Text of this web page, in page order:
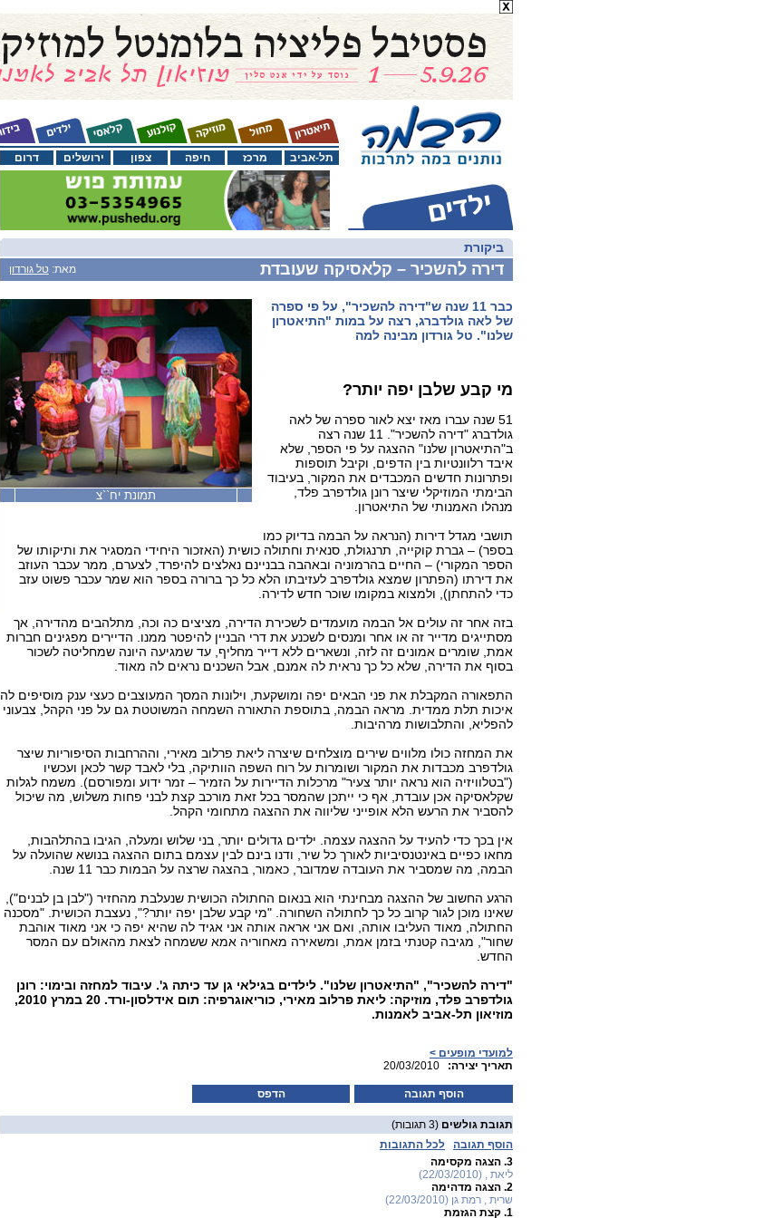
דרום ירושלים צפון חיפה מרכז תל-אביב
ביקורת
מאת: טל גורדון דירה להשכיר – קלאסיקה שעובדת
תמונת יח``צ
כבר 11 שנה ש"דירה להשכיר", על פי ספרה
של לאה גולדברג, רצה על במות "התיאטרון
שלנו". טל גורדון מבינה למה
מי קבע שלבן יפה יותר?
51 שנה עברו מאז יצא לאור ספרה של לאה
גולדברג "דירה להשכיר". 11 שנה רצה
ב"התיאטרון שלנו" ההצגה על פי הספר, שלא
איבד רלוונטיות בין הדפים, וקיבל תוספות
ופתרונות חדשים המכבדים את המקור, בעיבוד
הבימתי המוזיקלי שיצר רונן גולדפרב פלד,
מנהלו האמנותי של התיאטרון.
תושבי מגדל דירות (הנראה על הבמה בדיוק כמו
בספר) – גברת קוקייה, תרנגולת, סנאית וחתולה כושית (האזכור היחידי המסגיר את ותיקותו של
הספר המקורי) – החיים בהרמוניה ובאהבה בבניינם נאלצים להיפרד, לצערם, ממר עכבר העוזב
את דירתו (הפתרון שמצא גולדפרב לעזיבתו הלא כל כך ברורה בספר הוא שמר עכבר פשוט עזב
כדי להתחתן), ולמצוא במקומו שוכר חדש לדירה.
בזה אחר זה עולים אל הבמה מועמדים לשכירת הדירה, מציצים כה וכה, מתלהבים מהדירה, אך
מסתייגים מדייר זה או אחר ומנסים לשכנע את דרי הבניין להיפטר ממנו. הדיירים מפגינים חברות
אמת, שומרים אמונים זה לזה, ונשארים ללא דייר מחליף, עד שמגיעה היונה שמחליטה לשכור
בסוף את הדירה, שלא כל כך נראית לה אמנם, אבל השכנים נראים לה מאוד.
התפאורה המקבלת את פני הבאים יפה ומושקעת, וילונות המסך המעוצבים כעצי ענק מוסיפים לה
איכות תלת ממדית. מראה הבמה, בתוספת התאורה השמחה המשוטטת גם על פני הקהל, צבעוני
להפליא, והתלבושות מרהיבות.
את המחזה כולו מלווים שירים מוצלחים שיצרה ליאת פרלוב מאירי, וההרחבות הסיפוריות שיצר
גולדפרב מכבדות את המקור ושומרות על רוח השפה הוותיקה, בלי לאבד קשר לכאן ועכשיו
("בטלוויזיה הוא נראה יותר צעיר" מרכלות הדיירות על הזמיר – זמר ידוע ומפורסם). משמח לגלות
שקלאסיקה אכן עובדת, אף כי ייתכן שהמסר בכל זאת מורכב קצת לבני פחות משלוש, מה שיכול
להסביר את הרעש הלא אופייני שליווה את ההצגה מתחומי הקהל.
אין בכך כדי להעיד על ההצגה עצמה. ילדים גדולים יותר, בני שלוש ומעלה, הגיבו בהתלהבות,
מחאו כפיים באינטנסיביות לאורך כל שיר, ודנו בינם לבין עצמם בתום ההצגה בנושא שהועלה על
הבמה, מה שמסביר את העובדה שמדובר, כאמור, בהצגה שרצה על הבמות כבר 11 שנה.
הרגע החשוב של ההצגה מבחינתי הוא בנאום החתולה הכושית שנעלבת מהחזיר ("לבן בן לבנים"),
שאינו מוכן לגור קרוב כל כך לחתולה השחורה. "מי קבע שלבן יפה יותר?", נעצבת הכושית. "מסכנה
החתולה, מאוד העליבו אותה, ואם אני אראה אותה אני אגיד לה שהיא יפה כי אני מאוד אוהבת
שחור", מגיבה קטנתי בזמן אמת, ומשאירה מאחוריה אמא ששמחה לצאת מהאולם עם המסר
החדש.
"דירה להשכיר", "התיאטרון שלנו". לילדים בגילאי גן עד כיתה ג'. עיבוד למחזה ובימוי: רונן
גולדפרב פלד, מוזיקה: ליאת פרלוב מאירי, כוריאוגרפיה: תום אידלסון-ורד. 20 במרץ 2010,
מוזיאון תל-אביב לאמנות.
למועדי מופעים >
20/03/2010
:תאריך יצירה
הדפס הוסף תגובה
תגובת גולשים (3 תגובות)
הוסף תגובה
לכל התגובות
3. הצגה מקסימה
ליאת , (22/03/2010)
2. הצגה מדהימה
שרית , רמת גן (22/03/2010)
1. קצת הגזמת